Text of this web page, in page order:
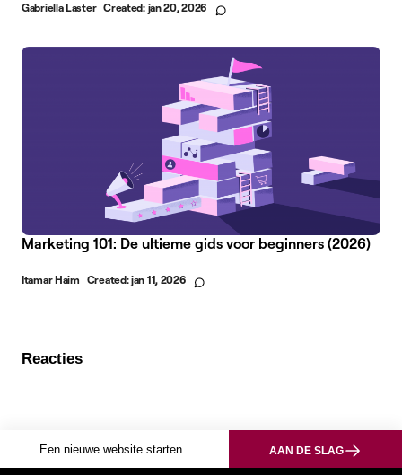
Gabriella Laster Created: jan 20, 2026
Marketing 101: De ultieme gids voor beginners (2026)
Itamar Haim Created:jan 11, 2026
Reacties
Een nieuwe website starten AAN DE SLAG